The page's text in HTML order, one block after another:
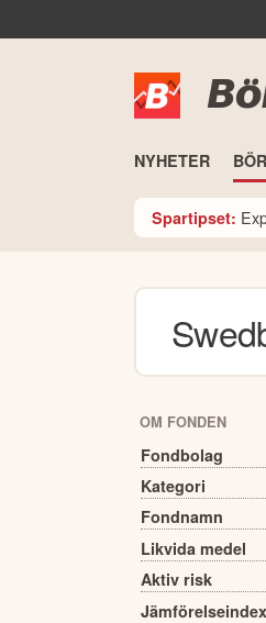
NYHETER
Spartipset:
OM FONDEN
Fondbolag
Kategori
Fondnamn
Likvida medel
Aktiv risk
Jämförelseindex